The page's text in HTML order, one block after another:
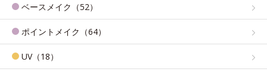
ベースメイク（52）
ポイントメイク（64）
UV（18）